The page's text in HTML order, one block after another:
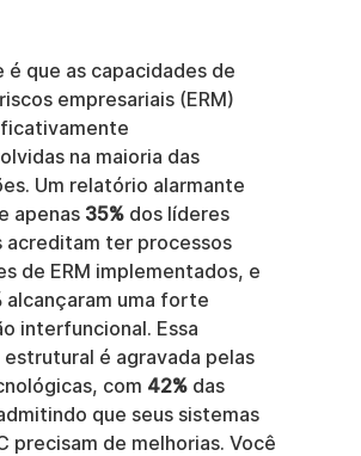
é que as capacidades de
empresariais (ERM)
na maioria das
Um relatório alarmante
apenas 35% dos líderes
acreditam ter processos
de ERM implementados, e
alcançaram uma forte
interfuncional. Essa
é agravada pelas
com 42% das
que seus sistemas
precisam de melhorias. Você